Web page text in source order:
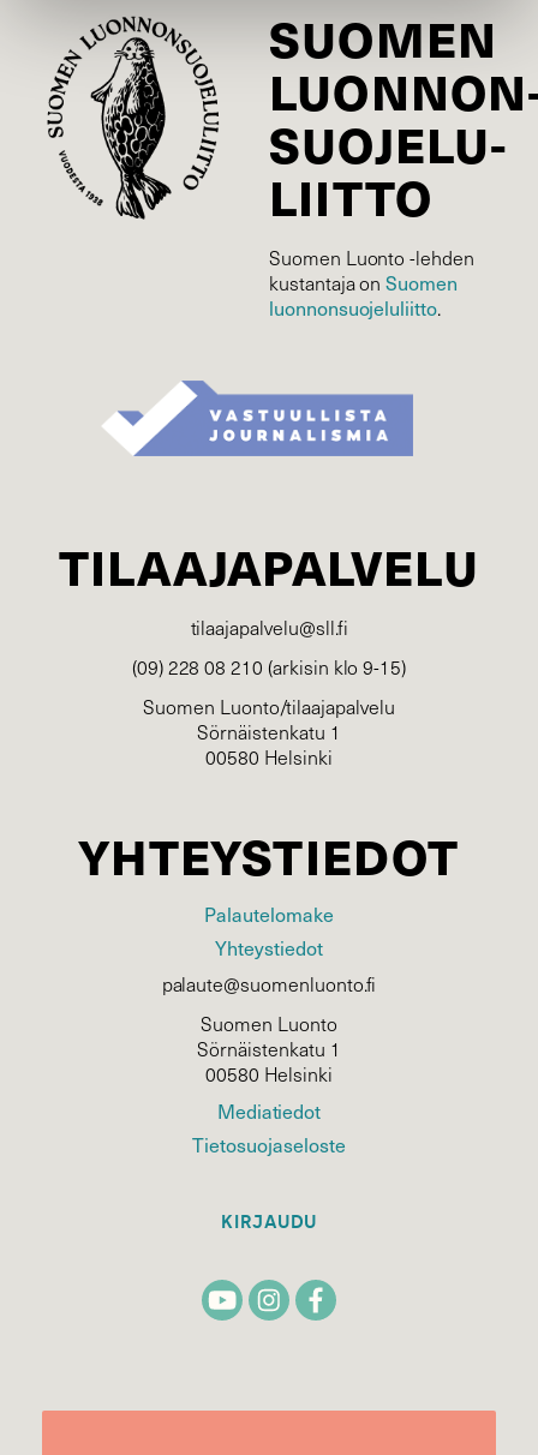
SUOMEN
SUOJELU­
LIITTO
Suomen Luonto -lehden
kustantaja onSuomen
luonnonsuojelu­liitto.
TILAAJAPALVELU
tilaajapalvelu@sll.fi
(09) 228 08 210 (arkisin klo 9-15)
Suomen Luonto/tilaajapalvelu
Sörnäistenkatu 1
00580 Helsinki
YHTEYSTIEDOT
Palautelomake
Yhteystiedot
palaute@suomenluonto.fi
Suomen Luonto
Sörnäistenkatu 1
00580 Helsinki
Mediatiedot
Tietosuojaseloste
KIRJAUDU